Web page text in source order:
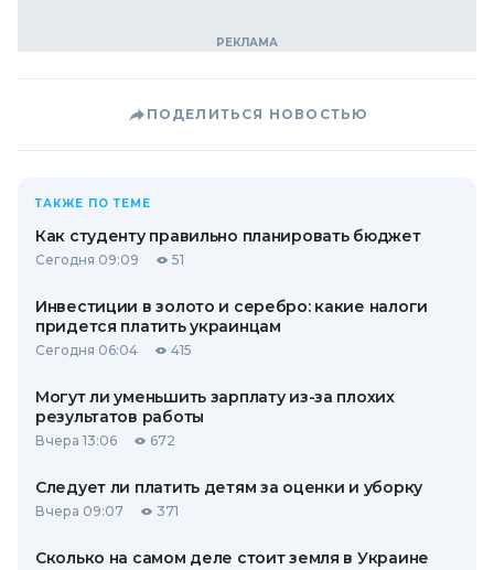
ПОДЕЛИТЬСЯ НОВОСТЬЮ
ТАКЖЕ ПО ТЕМЕ
Как студенту правильно планировать бюджет
Сегодня 09:09 51
Инвестиции в золото и серебро: какие налоги
придется платить украинцам
Сегодня 06:04 415
Могут ли уменьшить зарплату из-за плохих
результатов работы
Вчера 13:06 672
Следует ли платить детям за оценки и уборку
Вчера 09:07 371
Сколько на самом деле стоит земля в Украине